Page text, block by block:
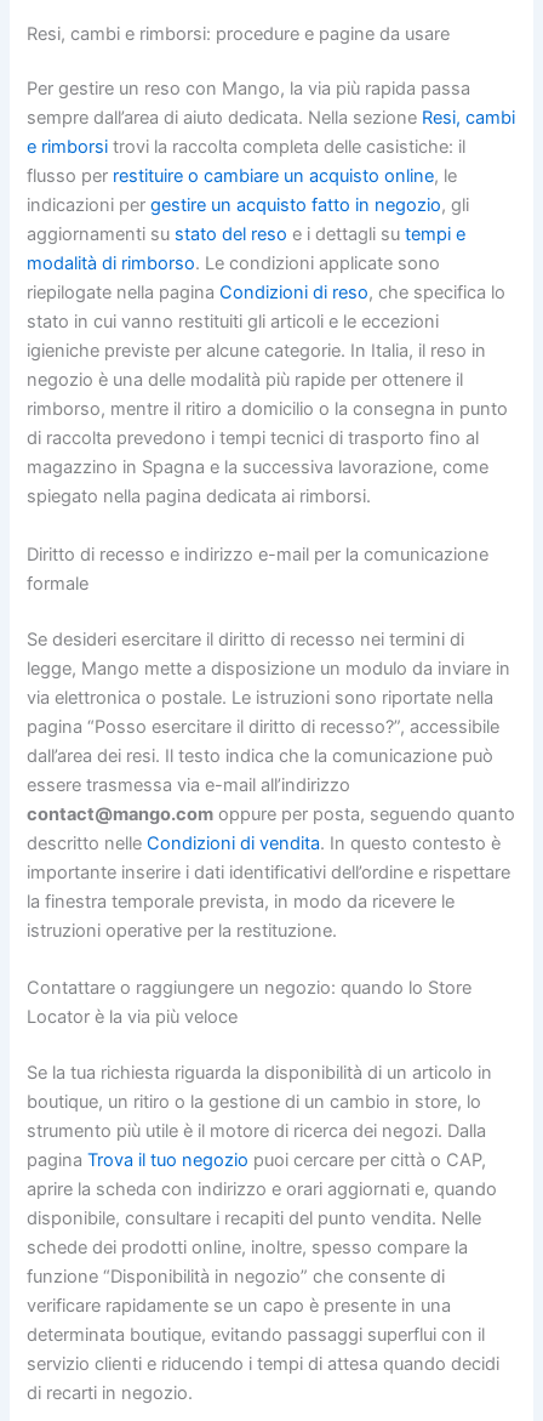
Resi, cambi e rimborsi: procedure e pagine da usare
Per gestire un reso con Mango, la via più rapida passa
sempre dall’area di aiuto dedicata. Nella sezione Resi, cambi
e rimborsi trovi la raccolta completa delle casistiche: il
flusso per restituire o cambiare un acquisto online, le
indicazioni pergestire un acquisto fatto in negozio, gli
aggiornamenti su stato del reso e i dettagli sutempi e
modalità di rimborso. Le condizioni applicate sono
riepilogate nella paginaCondizioni di reso, che specifica lo
stato in cui vanno restituiti gli articoli e le eccezioni
igieniche previste per alcune categorie. In Italia, il reso in
negozio è una delle modalità più rapide per ottenere il
rimborso, mentre il ritiro a domicilio o la consegna in punto
di raccolta prevedono i tempi tecnici di trasporto fino al
magazzino in Spagna e la successiva lavorazione, come
spiegato nella pagina dedicata ai rimborsi.
Diritto di recesso e indirizzo e-mail per la comunicazione
formale
Se desideri esercitare il diritto di recesso nei termini di
legge, Mango mette a disposizione un modulo da inviare in
via elettronica o postale. Le istruzioni sono riportate nella
pagina “Posso esercitare il diritto di recesso?”, accessibile
dall’area dei resi. Il testo indica che la comunicazione può
essere trasmessa via e-mail all’indirizzo
contact@mango.com oppure per posta, seguendo quanto
descritto nelleCondizioni di vendita. In questo contesto è
importante inserire i dati identificativi dell’ordine e rispettare
la finestra temporale prevista, in modo da ricevere le
istruzioni operative per la restituzione.
Contattare o raggiungere un negozio: quando lo Store
Locator è la via più veloce
Se la tua richiesta riguarda la disponibilità di un articolo in
boutique, un ritiro o la gestione di un cambio in store, lo
strumento più utile è il motore di ricerca dei negozi. Dalla
paginaTrova il tuo negozio puoi cercare per città o CAP,
aprire la scheda con indirizzo e orari aggiornati e, quando
disponibile, consultare i recapiti del punto vendita. Nelle
schede dei prodotti online, inoltre, spesso compare la
funzione “Disponibilità in negozio” che consente di
verificare rapidamente se un capo è presente in una
determinata boutique, evitando passaggi superflui con il
servizio clienti e riducendo i tempi di attesa quando decidi
di recarti in negozio.